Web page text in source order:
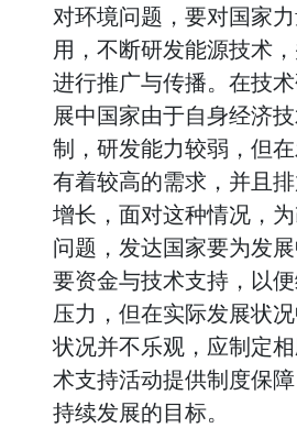
对环境问题，要对国家
用，不断研发能源技术
进行推广与传播。在技
展中国家由于自身经济
制，研发能力较弱，但
有着较高的需求，并且
增长，面对这种情况，
问题，发达国家要为发
要资金与技术支持，以
压力，但在实际发展状
状况并不乐观，应制定
术支持活动提供制度保
持续发展的目标。